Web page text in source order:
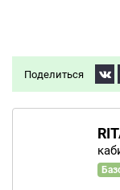
Поделиться